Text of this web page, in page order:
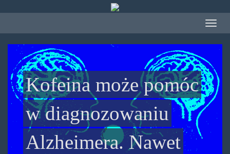
treści
Toggle
Kofeina może pomóc
w diagnozowaniu
Alzheimera. Nawet